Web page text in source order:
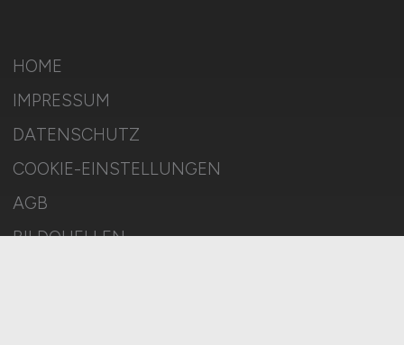
HOME
IMPRESSUM
DATENSCHUTZ
COOKIE-EINSTELLUNGEN
AGB
BILDQUELLEN